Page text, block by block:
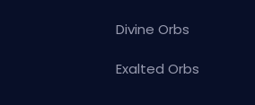
Divine Orbs
Exalted Orbs